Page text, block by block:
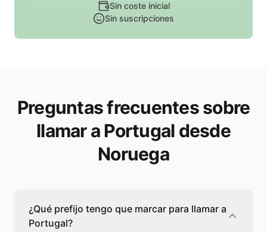
Sin coste inicial
Sin suscripciones
Preguntas frecuentes sobre
llamar a Portugal desde
Noruega
¿Qué prefijo tengo que marcar para llamar a
Portugal?